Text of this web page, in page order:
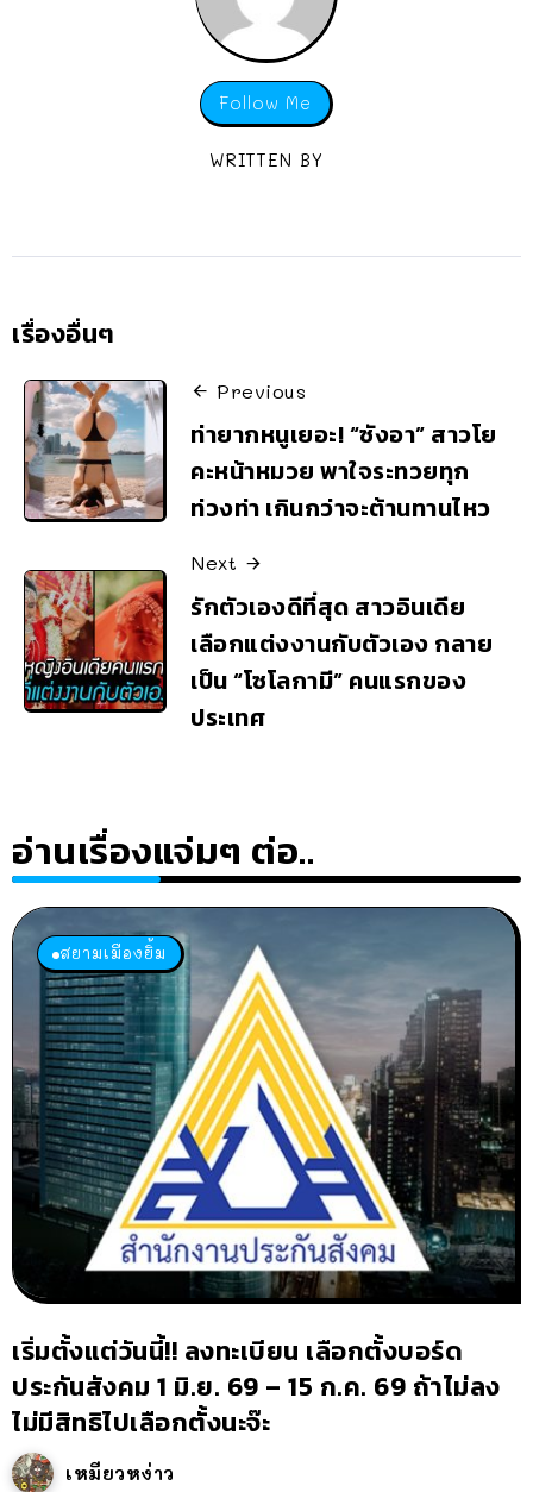
Follow Me
WRITTEN BY
เรื่องอื่นๆ
Previous
ท่ายากหนูเยอะ! “ซังอา” สาวโย
คะหน้าหมวย พาใจระทวยทุก
ท่วงท่า เกินกว่าจะต้านทานไหว
Next
รักตัวเองดีที่สุด สาวอินเดีย
เลือกแต่งงานกับตัวเอง กลาย
เป็น “โซโลกามี” คนแรกของ
ประเทศ
อ่านเรื่องแจ่มๆ ต่อ..
สยามเมืองยิ้ม
เริ่มตั้งแต่วันนี้!! ลงทะเบียน เลือกตั้งบอร์ด
ประกันสังคม 1 มิ.ย. 69 – 15 ก.ค. 69 ถ้าไม่ลง
ไม่มีสิทธิไปเลือกตั้งนะจ๊ะ
เหมียวหง่าว